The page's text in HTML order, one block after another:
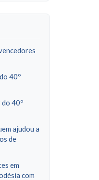
40º
40º
ajudou a
de
em
com